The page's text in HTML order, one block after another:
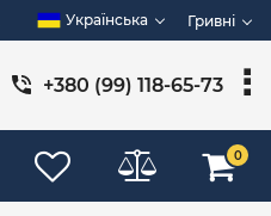
Українська Гривні
+380 (99) 118-65-73
0